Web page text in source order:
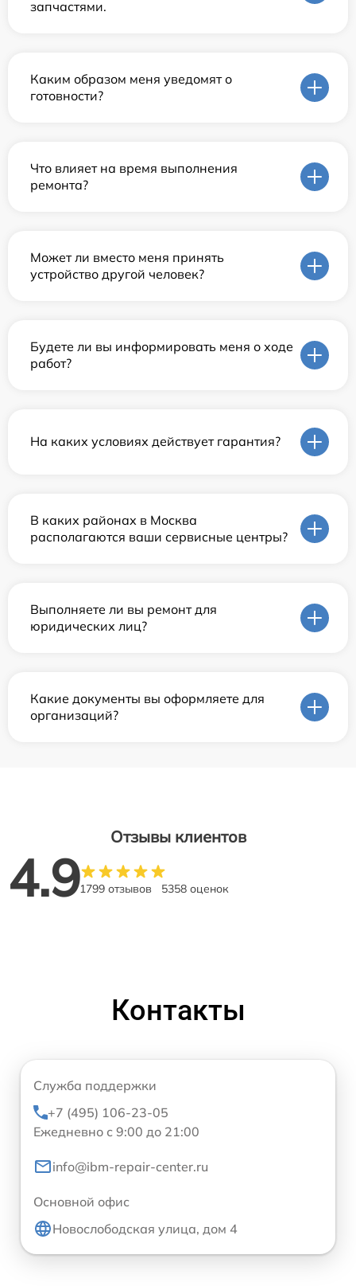
запчастями.
Каким образом меня уведомят о
готовности?
Что влияет на время выполнения
ремонта?
Может ли вместо меня принять
устройство другой человек?
Будете ли вы информировать меня о ходе
работ?
На каких условиях действует гарантия?
В каких районах в Москва
располагаются ваши сервисные центры?
Выполняете ли вы ремонт для
юридических лиц?
Какие документы вы оформляете для
организаций?
Отзывы клиентов
4.91799 отзывов 5358 оценок
Контакты
Служба поддержки
+7 (495) 106-23-05
Ежедневно с 9:00 до 21:00
info@ibm-repair-center.ru
Основной офис
Новослободская улица, дом 4